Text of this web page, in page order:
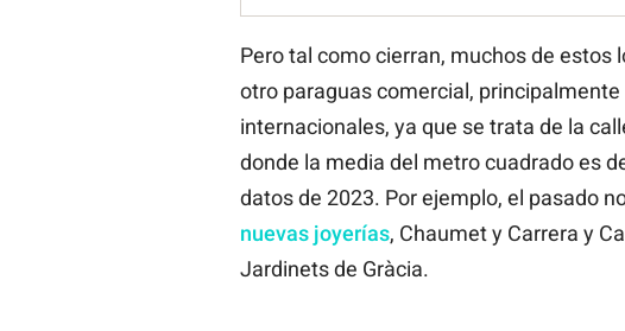
Pero tal como cierran, muchos de estos
otro paraguas comercial,
internacionales, ya que se trata de la
donde la media del metro cuadrado es
datos de 2023. Por ejemplo, el pasado
nuevas joyerías, Chaumet y Carrera y
Jardinets de Gràcia.